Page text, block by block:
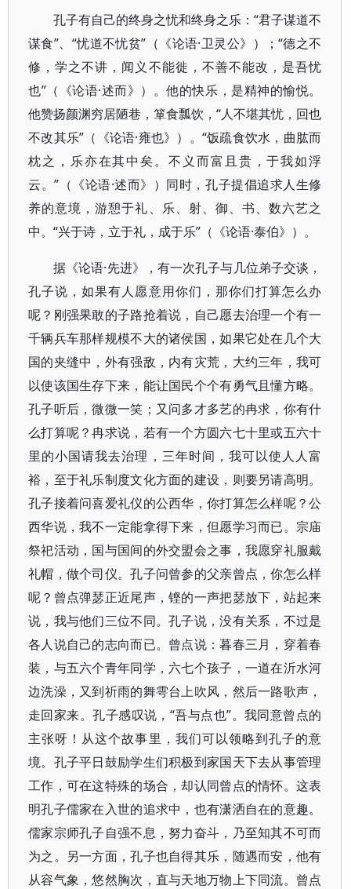
孔子有自己的终身之忧和终身之乐：“君子谋道不
谋食”、“忧道不忧贫”（《论语·卫灵公》）；“德之不
修，学之不讲，闻义不能徙，不善不能改，是吾忧
也”（《论语·述而》）。他的快乐，是精神的愉悦。
他赞扬颜渊穷居陋巷，箪食瓢饮，“人不堪其忧，回也
不改其乐”（《论语·雍也》）。“饭疏食饮水，曲肱而
枕之，乐亦在其中矣。不义而富且贵，于我如浮
云。”（《论语·述而》）同时，孔子提倡追求人生修
养的意境，游憩于礼、乐、射、御、书、数六艺之
中。“兴于诗，立于礼，成于乐”（《论语·泰伯》）。
据《论语·先进》，有一次孔子与几位弟子交谈，
孔子说，如果有人愿意用你们，那你们打算怎么办
呢？刚强果敢的子路抢着说，自己愿去治理一个有一
千辆兵车那样规模不大的诸侯国，如果它处在几个大
国的夹缝中，外有强敌，内有灾荒，大约三年，我可
以使该国生存下来，能让国民个个有勇气且懂方略。
孔子听后，微微一笑；又问多才多艺的冉求，你有什
么打算呢？冉求说，若有一个方圆六七十里或五六十
里的小国请我去治理，三年时间，我可以使人人富
裕，至于礼乐制度文化方面的建设，则要另请高明。
孔子接着问喜爱礼仪的公西华，你打算怎么样呢？公
西华说，我不一定能拿得下来，但愿学习而已。宗庙
祭祀活动，国与国间的外交盟会之事，我愿穿礼服戴
礼帽，做个司仪。孔子问曾参的父亲曾点，你怎么样
呢？曾点弹瑟正近尾声，铿的一声把瑟放下，站起来
说，我与他们三位不同。孔子说，没有关系，不过是
各人说自己的志向而已。曾点说：暮春三月，穿着春
装，与五六个青年同学，六七个孩子，一道在沂水河
边洗澡，又到祈雨的舞雩台上吹风，然后一路歌声，
走回家来。孔子感叹说，“吾与点也”。我同意曾点的
主张呀！从这个故事里，我们可以领略到孔子的意
境。孔子平日鼓励学生们积极到家国天下去从事管理
工作，可在这特殊的场合，却认同曾点的情怀。这表
明孔子儒家在入世的追求中，也有潇洒自在的意趣。
儒家宗师孔子自强不息，努力奋斗，乃至知其不可而
为之。另一方面，孔子也自得其乐，随遇而安，他有
从容气象，悠然胸次，直与天地万物上下同流。曾点